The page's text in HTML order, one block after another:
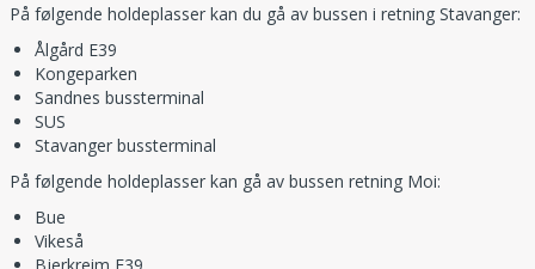
På følgende holdeplasser kan du gå av bussen i retning Stavanger:
Ålgård E39
Kongeparken
Sandnes bussterminal
SUS
Stavanger bussterminal
På følgende holdeplasser kan gå av bussen retning Moi:
Bue
Vikeså